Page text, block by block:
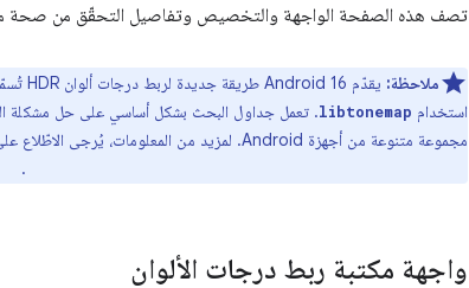
تصف هذه الصفحة الواجهة والتخصيص وتفاصيل التحقّق من صحة
ملاحظة:
استخدام libtonemap
مجموعة متنوعة من أجهزة Android. لمزيد من المعلومات، يُرجى الاطّلاع على واجهة برمجة تطبيقات AIDL ‏
.
واجهة مكتبة ربط درجات الألوان